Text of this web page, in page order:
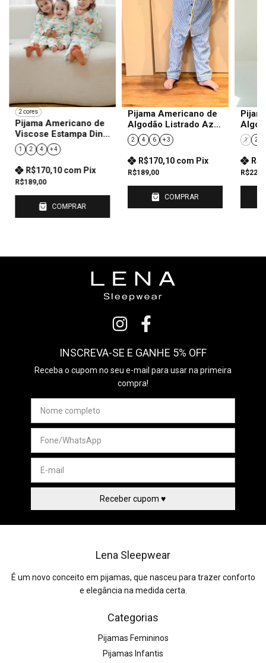
2 cores
Pijama Americano de
Viscose Estampa Dino
Infantil
1 2 4 + 4
R$189,00
R$170,10com Pix
COMPRAR
Pijama Americano de
Algodão Listrado Azul
Infantil
2 4 6 + 3
R$189,00
R$170,10 com Pix
COMPRAR
1 2
INSCREVA-SE E GANHE 5% OFF
Receba o cupom no seu e-mail para usar na primeira
compra!
Lena Sleepwear
É um novo conceito em pijamas, que nasceu para trazer conforto
e elegância na medida certa.
Categorias
Pijamas Femininos
Pijamas Infantis